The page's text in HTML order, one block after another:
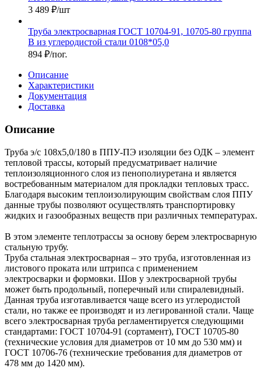
3 489 ₽/шт
Труба электросварная ГОСТ 10704-91, 10705-80 группа
В из углеродистой стали 0108*05,0
894 ₽/пог.
Описание
Характеристики
Документация
Доставка
Описание
Труба э/с 108х5,0/180 в ППУ-ПЭ изоляции без ОДК – элемент
тепловой трассы, который предусматривает наличие
теплоизоляционного слоя из пенополиуретана и является
востребованным материалом для прокладки тепловых трасс.
Благодаря высоким теплоизолирующим свойствам слоя ППУ
данные трубы позволяют осуществлять транспортировку
жидких и газообразных веществ при различных температурах.
В этом элементе теплотрассы за основу берем электросварную
стальную трубу.
Труба стальная электросварная – это труба, изготовленная из
листового проката или штрипса с применением
электросварки и формовки. Шов у электросварной трубы
может быть продольный, поперечный или спиралевидный.
Данная труба изготавливается чаще всего из углеродистой
стали, но также ее производят и из легированной стали. Чаще
всего электросварная труба регламентируется следующими
стандартами: ГОСТ 10704-91 (сортамент), ГОСТ 10705-80
(технические условия для диаметров от 10 мм до 530 мм) и
ГОСТ 10706-76 (технические требования для диаметров от
478 мм до 1420 мм).